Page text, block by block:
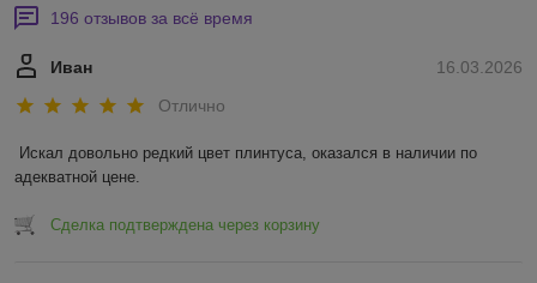
196 отзывов за всё время
16.03.2026
Иван
Отлично
Искал довольно редкий цвет плинтуса, оказался в наличии по
адекватной цене.
Сделка подтверждена через корзину